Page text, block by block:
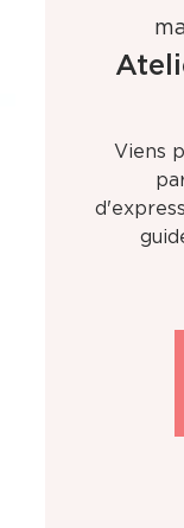
Viens